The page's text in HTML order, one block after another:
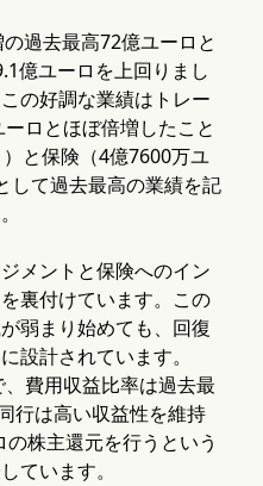
過去最高72億ユーロと
億ユーロを上回りまし
の好調な業績はトレー
ロとほぼ倍増したこと
と保険（4億7600万ユ
して過去最高の業績を記
メントと保険へのイン
裏付けています。この
弱まり始めても、回復
設計されています。
費用収益比率は過去最
行は高い収益性を維持
株主還元を行うという
ています。